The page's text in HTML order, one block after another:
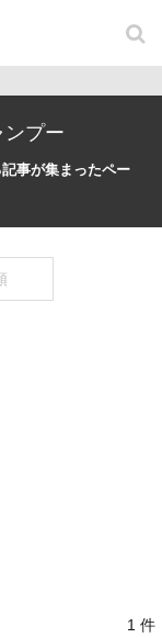
ンプー
事が集まったペー
1 件